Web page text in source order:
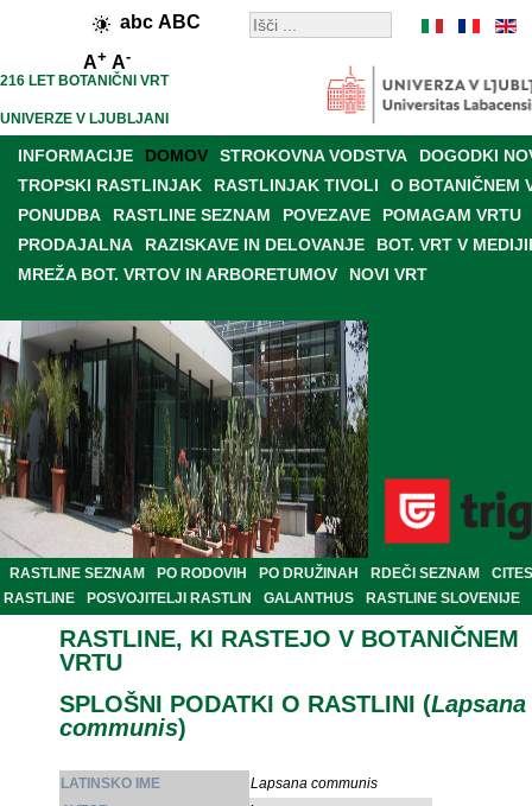
abc ABC
A+ A-
216 LET BOTANIČNI VRT
UNIVERZE V LJUBLJANI
INFORMACIJE DOMOV STROKOVNA VODSTVA
DOGODKI
TROPSKI RASTLINJAK
RASTLINJAK TIVOLI
O BOTANIČNEM
PONUDBA
RASTLINE SEZNAM POVEZAVE
POMAGAM VRTU
PRODAJALNA
RAZISKAVE IN DELOVANJE
BOT. VRT V
MREŽA BOT. VRTOV IN ARBORETUMOV
NOVI VRT
RASTLINE SEZNAM PO RODOVIH PO DRUŽINAH RDEČI SEZNAM
CITES
RASTLINE
POSVOJITELJI RASTLIN GALANTHUS RASTLINE SLOVENIJE
RASTLINE, KI RASTEJO V BOTANIČNEM
VRTU
SPLOŠNI PODATKI O RASTLINI (Lapsana
communis)
LATINSKO IME
Lapsana communis